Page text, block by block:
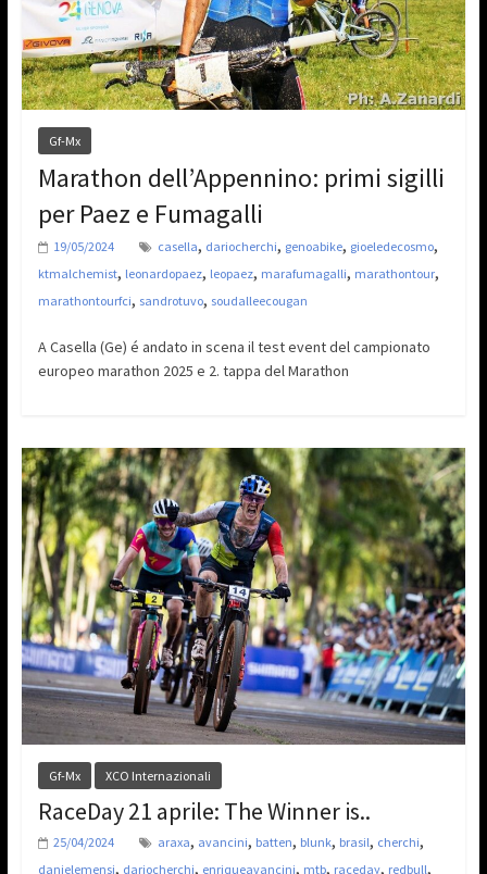
Gf-Mx
Marathon dell’Appennino: primi sigilli
per Paez e Fumagalli
19/05/2024 casella, dariocherchi, genoabike, gioeledecosmo,
ktmalchemist, leonardopaez, leopaez, marafumagalli, marathontour,
marathontourfci, sandrotuvo, soudalleecougan
A Casella (Ge) é andato in scena il test event del campionato
europeo marathon 2025 e 2. tappa del Marathon
Gf-Mx XCO Internazionali
RaceDay 21 aprile: The Winner is..
25/04/2024 araxa, avancini, batten, blunk, brasil, cherchi,
danielemensi, dariocherchi, enriqueavancini, mtb, raceday, redbull,